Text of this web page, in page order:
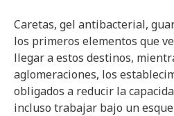
Caretas, gel antibacterial,
los primeros elementos que
llegar a estos destinos,
aglomeraciones, los
obligados a reducir la
incluso trabajar bajo un